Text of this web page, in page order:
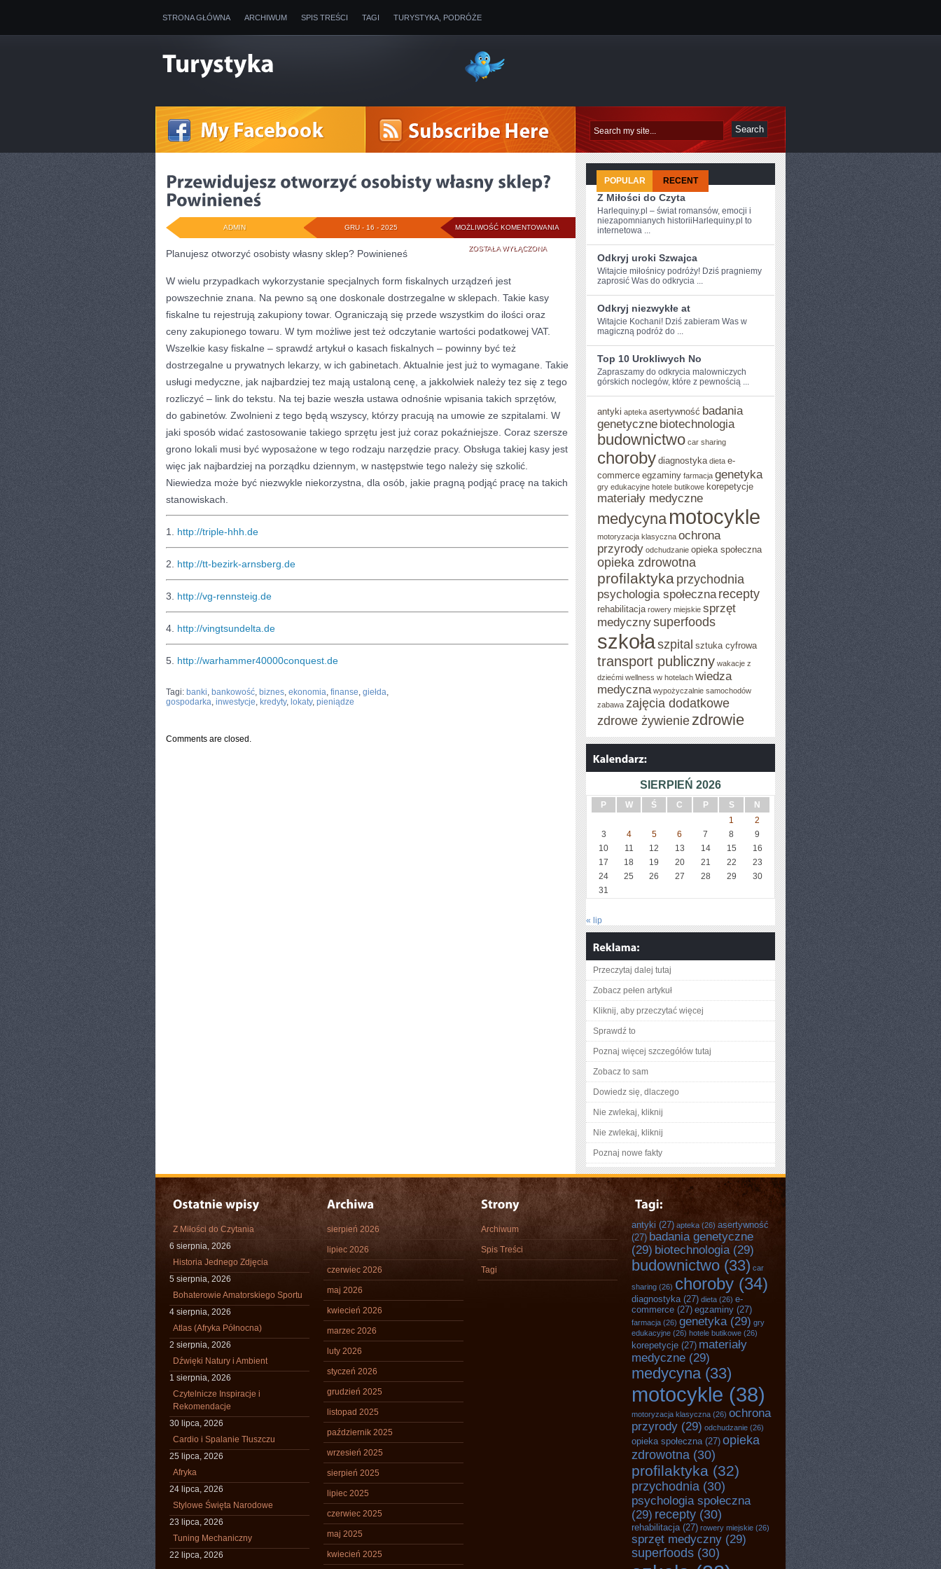
STRONA GŁÓWNA ARCHIWUM SPIS TREŚCI TAGI TURYSTYKA, PODRÓŻE
MOŻLIWOŚĆ KOMENTOWANIA PRZEWIDUJESZ
OTWORZYĆ
OSOBISTY
WŁASNY
SKLEP?
POWINIENEŚ
ZOSTAŁA WYŁĄCZONA
GRU - 16 - 2025
ADMIN
Planujesz otworzyć osobisty własny sklep? Powinieneś
W wielu przypadkach wykorzystanie specjalnych form fiskalnych urządzeń jest
powszechnie znana. Na pewno są one doskonale dostrzegalne w sklepach. Takie kasy
fiskalne tu rejestrują zakupiony towar. Ograniczają się przede wszystkim do ilości oraz
ceny zakupionego towaru. W tym możliwe jest też odczytanie wartości podatkowej VAT.
Wszelkie kasy fiskalne – sprawdź artykuł o kasach fiskalnych – powinny być też
dostrzegalne u prywatnych lekarzy, w ich gabinetach. Aktualnie jest już to wymagane. Takie
usługi medyczne, jak najbardziej tez mają ustaloną cenę, a jakkolwiek należy tez się z tego
rozliczyć – link do tekstu. Na tej bazie weszła ustawa odnośnie wpisania takich sprzętów,
do gabinetów. Zwolnieni z tego będą wszyscy, którzy pracują na umowie ze szpitalami. W
jaki sposób widać zastosowanie takiego sprzętu jest już coraz pokaźniejsze. Coraz szersze
grono lokali musi być wyposażone w tego rodzaju narzędzie pracy. Obsługa takiej kasy jest
więc jak najbardziej na porządku dziennym, w następstwie tego należy się szkolić.
Niewiedza może być niezwykle niekorzystna, dla osób, jakie pragną podjąć pracę na takich
stanowiskach.
1. http://triple-hhh.de
2. http://tt-bezirk-arnsberg.de
3. http://vg-rennsteig.de
4. http://vingtsundelta.de
5. http://warhammer40000conquest.de
Tagi: banki, bankowość, biznes, ekonomia, finanse, giełda,
gospodarka, inwestycje, kredyty, lokaty, pieniądze
Comments are closed.
POPULAR RECENT
Z Miłości do Czyta
Harlequiny.pl – świat romansów, emocji i
niezapomnianych historiiHarlequiny.pl to
internetowa ...
Odkryj uroki Szwajca
Witajcie miłośnicy podróży! Dziś pragniemy
zaprosić Was do odkrycia ...
Odkryj niezwykłe at
Witajcie Kochani! Dziś zabieram Was​ w
magiczną podróż do ...
Top 10 Urokliwych No
Zapraszamy do odkrycia malowniczych
górskich noclegów, które z pewnością ...
antyki apteka asertywność badania
genetyczne biotechnologia
budownictwo car sharing
choroby diagnostyka dieta e-
commerce egzaminy farmacja genetyka
gry edukacyjne hotele butikowe korepetycje
materiały medyczne
medycyna motocykle
motoryzacja klasyczna ochrona
przyrody odchudzanie opieka społeczna
opieka zdrowotna
profilaktyka przychodnia
psychologia społeczna recepty
rehabilitacja rowery miejskie sprzęt
medycznysuperfoods
szkołaszpital sztuka cyfrowa
transport publiczny wakacje z
dziećmi wellness w hotelach wiedza
medyczna wypożyczalnie samochodów
zabawa zajęcia dodatkowe
zdrowe żywienie zdrowie
SIERPIEŃ 2026
P W Ś C P S
N
1
2
3
4 5 6 7 8
9
10
11 12 13 14 15
16
17
18 19 20 21 22
23
24
25 26 27 28 29
30
31
« lip
Przeczytaj dalej tutaj
Zobacz pełen artykuł
Kliknij, aby przeczytać więcej
Sprawdź to
Poznaj więcej szczegółów tutaj
Zobacz to sam
Dowiedz się, dlaczego
Nie zwlekaj, kliknij
Nie zwlekaj, kliknij
Poznaj nowe fakty
Z Miłości do Czytania
6 sierpnia, 2026
Historia Jednego Zdjęcia
5 sierpnia, 2026
Bohaterowie Amatorskiego Sportu
4 sierpnia, 2026
Atlas (Afryka Północna)
2 sierpnia, 2026
Dźwięki Natury i Ambient
1 sierpnia, 2026
Czytelnicze Inspiracje i
Rekomendacje
30 lipca, 2026
Cardio i Spalanie Tłuszczu
25 lipca, 2026
Afryka
24 lipca, 2026
Stylowe Święta Narodowe
23 lipca, 2026
Tuning Mechaniczny
22 lipca, 2026
sierpień 2026
lipiec 2026
czerwiec 2026
maj 2026
kwiecień 2026
marzec 2026
luty 2026
styczeń 2026
grudzień 2025
listopad 2025
październik 2025
wrzesień 2025
sierpień 2025
lipiec 2025
czerwiec 2025
maj 2025
kwiecień 2025
Archiwum
Spis Treści
Tagi
antyki (27) apteka (26) asertywność
(27) badania genetyczne
(29) biotechnologia (29)
budownictwo (33) car
sharing (26) choroby (34)
diagnostyka(27) dieta (26) e-
commerce (27) egzaminy (27)
farmacja (26) genetyka (29) gry
edukacyjne (26) hotele butikowe (26)
korepetycje (27) materiały
medyczne (29)
medycyna(33)
motocykle (38)
motoryzacja klasyczna (26) ochrona
przyrody (29) odchudzanie (26)
opieka społeczna(27) opieka
zdrowotna (30)
profilaktyka (32)
przychodnia (30)
psychologia społeczna
(29) recepty (30)
rehabilitacja(27) rowery miejskie (26)
sprzęt medyczny (29)
superfoods (30)